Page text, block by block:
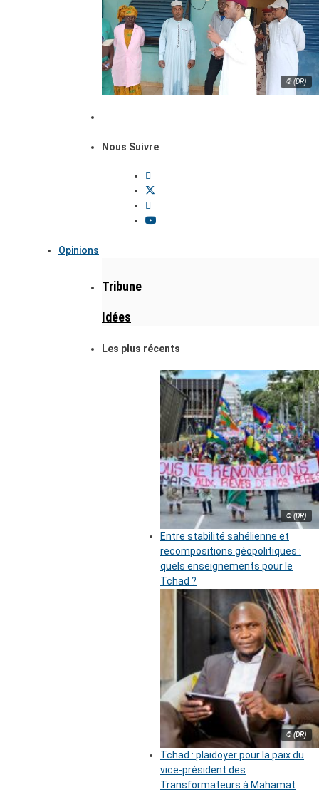
© (DR)
Nous Suivre
Opinions
Tribune
Idées
Les plus récents
© (DR)
Entre stabilité sahélienne et
recompositions géopolitiques :
quels enseignements pour le
Tchad ?
© (DR)
Tchad : plaidoyer pour la paix du
vice-président des
Transformateurs à Mahamat